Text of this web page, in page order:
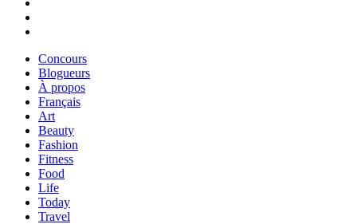
Concours
Blogueurs
À propos
Français
Art
Beauty
Fashion
Fitness
Food
Life
Today
Travel